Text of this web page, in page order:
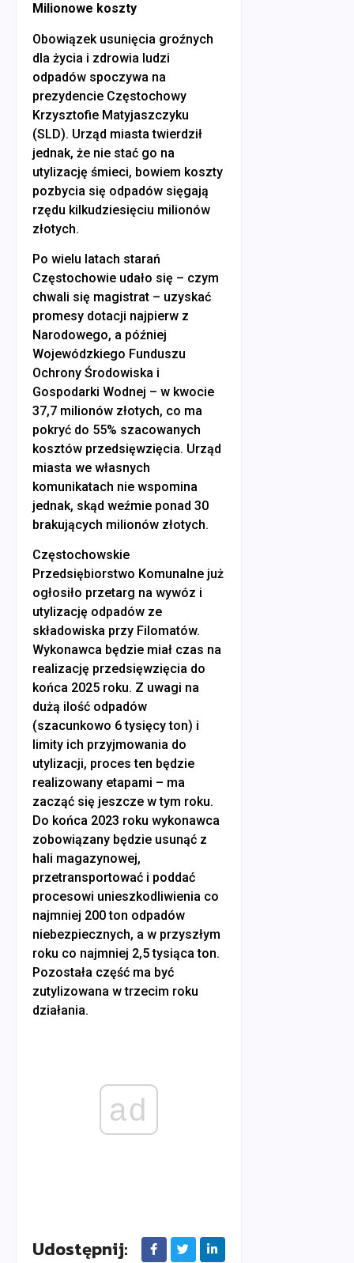
Milionowe koszty
Obowiązek usunięcia groźnych
dla życia i zdrowia ludzi
odpadów spoczywa na
prezydencie Częstochowy
Krzysztofie Matyjaszczyku
(SLD). Urząd miasta twierdził
jednak, że nie stać go na
utylizację śmieci, bowiem koszty
pozbycia się odpadów sięgają
rzędu kilkudziesięciu milionów
złotych.
Po wielu latach starań
Częstochowie udało się – czym
chwali się magistrat – uzyskać
promesy dotacji najpierw z
Narodowego, a później
Wojewódzkiego Funduszu
Ochrony Środowiska i
Gospodarki Wodnej – w kwocie
37,7 milionów złotych, co ma
pokryć do 55% szacowanych
kosztów przedsięwzięcia. Urząd
miasta we własnych
komunikatach nie wspomina
jednak, skąd weźmie ponad 30
brakujących milionów złotych.
Częstochowskie
Przedsiębiorstwo Komunalne już
ogłosiło przetarg na wywóz i
utylizację odpadów ze
składowiska przy Filomatów.
Wykonawca będzie miał czas na
realizację przedsięwzięcia do
końca 2025 roku. Z uwagi na
dużą ilość odpadów
(szacunkowo 6 tysięcy ton) i
limity ich przyjmowania do
utylizacji, proces ten będzie
realizowany etapami – ma
zacząć się jeszcze w tym roku.
Do końca 2023 roku wykonawca
zobowiązany będzie usunąć z
hali magazynowej,
przetransportować i poddać
procesowi unieszkodliwienia co
najmniej 200 ton odpadów
niebezpiecznych, a w przyszłym
roku co najmniej 2,5 tysiąca ton.
Pozostała część ma być
zutylizowana w trzecim roku
działania.
ad
Udostępnij: